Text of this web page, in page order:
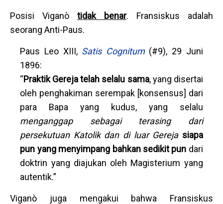
Posisi Viganò tidak benar. Fransiskus adalah
seorang Anti-Paus.
Paus Leo XIII, Satis Cognitum(#9), 29 Juni
1896:
“Praktik Gereja telah selalu sama, yang disertai
oleh penghakiman serempak [konsensus] dari
para Bapa yang kudus, yang selalu
menganggap sebagai terasing dari
persekutuan Katolik dan di luar Gereja siapa
pun yang menyimpang bahkan sedikit pun dari
doktrin yang diajukan oleh Magisterium yang
autentik.”
Viganò juga mengakui bahwa Fransiskus